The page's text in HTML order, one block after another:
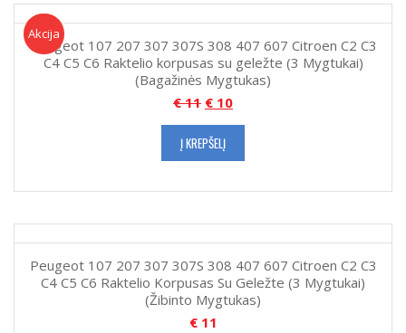
Akcija
Akcija!
Peugeot 107 207 307 307S 308 407 607 Citroen C2 C3
C4 C5 C6 Raktelio korpusas su geležte (3 Mygtukai)
(Bagažinės Mygtukas)
€11 € 10
Į KREPŠELĮ
Peugeot 107 207 307 307S 308 407 607 Citroen C2 C3
C4 C5 C6 Raktelio Korpusas Su Geležte (3 Mygtukai)
(Žibinto Mygtukas)
€11